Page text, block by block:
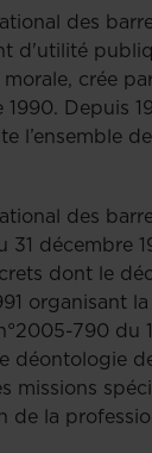
des
d'utilité
crée
1990. Depuis
l’ensemble
des
31 décembre
dont le
organisant
790 du
déontologie
missions
de la